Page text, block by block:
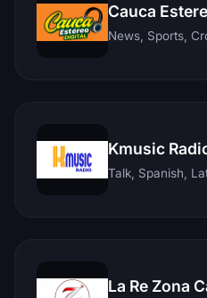
Cauca
News, Sports,
Kmusic
Talk, Spanish,
La Re Zona